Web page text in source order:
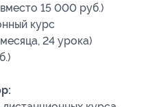
15 000 руб.)
курс
24 урока)